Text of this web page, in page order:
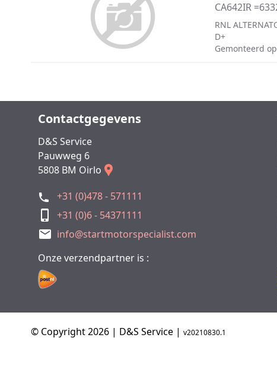
CA642IR
RNL
D+
Gemonteerd
Contactgegevens
D&S Service
Pauwweg 6
5808 BM Oirlo
+31 (0)478 - 571111
+31 (0)6 - 54371111
info@startmotorspecialist.com
Onze verzendpartner is :
© Copyright 2026 | D&S Service | v20210830.1